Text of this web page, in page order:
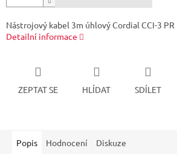
Nástrojový kabel 3m úhlový Cordial CCI-3 PR
Detailní informace
ZEPTAT SE HLÍDAT SDÍLET
Popis Hodnocení Diskuze